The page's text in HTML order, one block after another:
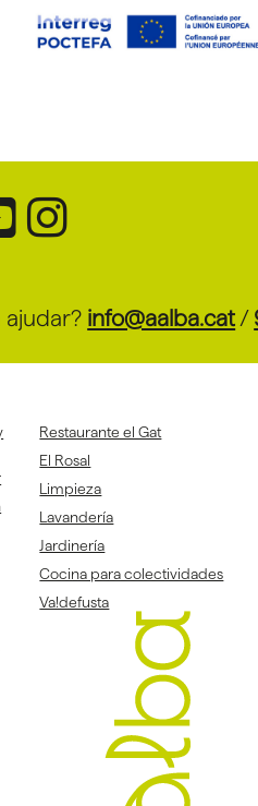
info@aalba.cat /
Restaurante el Gat
El Rosal
Limpieza
Lavandería
Jardinería
Cocina para colectividades
Va!defusta